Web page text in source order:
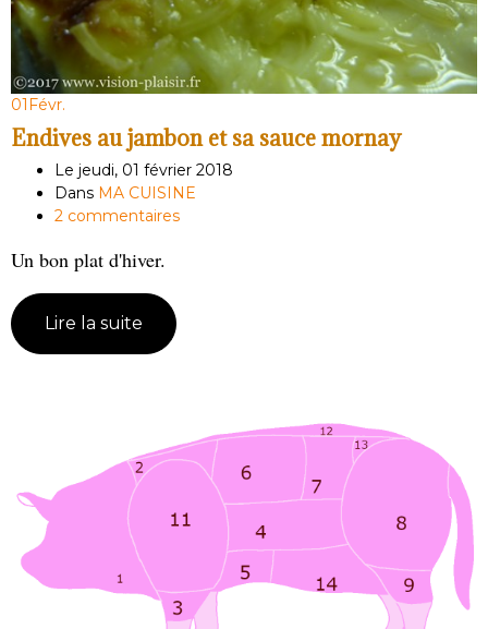
01Févr.
Endives au jambon et sa sauce mornay
Le jeudi, 01 février 2018
Dans MA CUISINE
2 commentaires
Un bon plat d'hiver.
Lire la suite